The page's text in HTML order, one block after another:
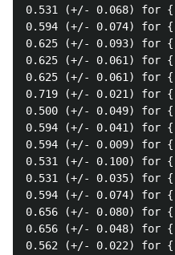
0.531 (+/- 0.068) for
0.594 (+/- 0.074) for
0.625 (+/- 0.093) for
0.625 (+/- 0.061) for
0.625 (+/- 0.061) for
0.719 (+/- 0.021) for
0.500 (+/- 0.049) for
0.594 (+/- 0.041) for
0.594 (+/- 0.009) for
0.531 (+/- 0.100) for
0.531 (+/- 0.035) for
0.594 (+/- 0.074) for
0.656 (+/- 0.080) for
0.656 (+/- 0.048) for
0.562 (+/- 0.022) for